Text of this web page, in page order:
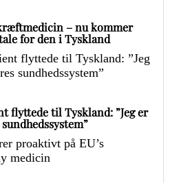
– nu kommer
for den i Tyskland
flyttede til Tyskland: ”Jeg er